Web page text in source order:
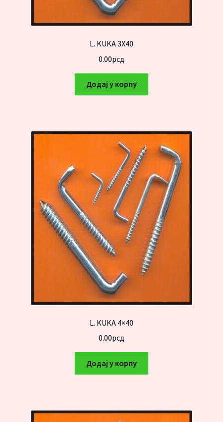
L. KUKA 3X40
0.00рсд
Додај у корпу
L. KUKA 4×40
0.00рсд
Додај у корпу